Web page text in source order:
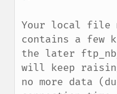
Your local file
contains a few
the later
will keep
no more data